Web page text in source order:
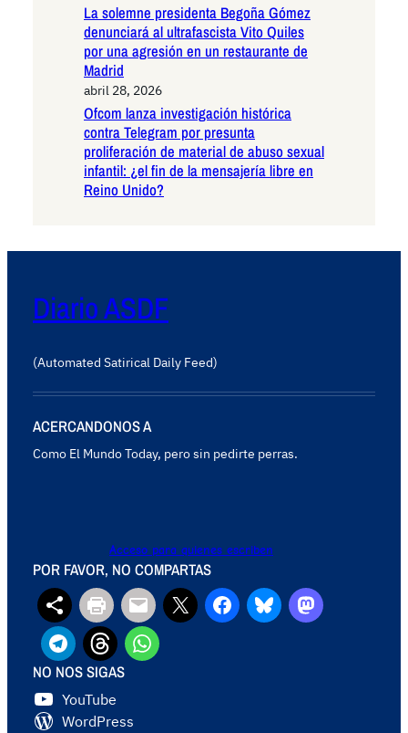
La solemne presidenta Begoña Gómez
denunciará al ultrafascista Vito Quiles
por una agresión en un restaurante de
Madrid
abril 28, 2026
Ofcom lanza investigación histórica
contra Telegram por presunta
proliferación de material de abuso sexual
infantil: ¿el fin de la mensajería libre en
Reino Unido?
Diario ASDF
(Automated Satirical Daily Feed)
ACERCANDONOS A
Como El Mundo Today, pero sin pedirte perras.
Acceso para quienes escriben
POR FAVOR, NO COMPARTAS
NO NOS SIGAS
YouTube
WordPress